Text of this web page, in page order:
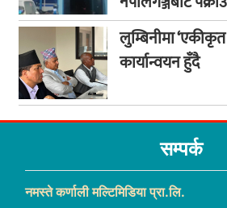
लुम्बिनीमा
कार्यान्वयन हुँदै
सम्पर्क
नमस्ते कर्णाली मल्टिमिडिया प्रा.लि.